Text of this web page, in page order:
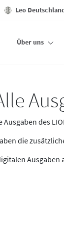
Leo
Über uns
des
die